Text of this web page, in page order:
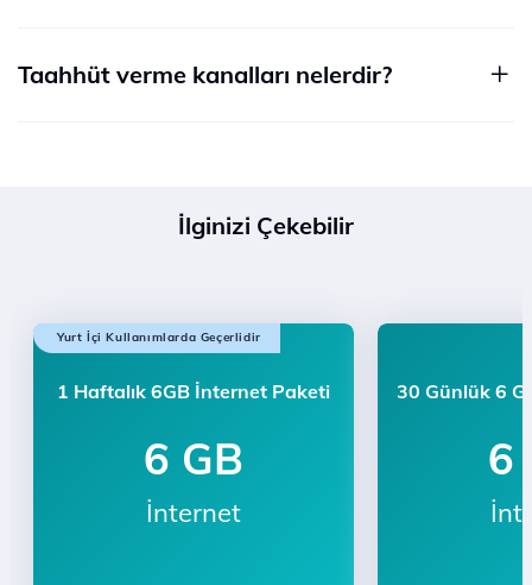
Taahhüt verme kanalları nelerdir?
İlginizi Çekebilir
Yurt İçi Kullanımlarda Geçerlidir
1 Haftalık 6GB İnternet Paketi
6 GB
İnternet
30 Günlük 6
6